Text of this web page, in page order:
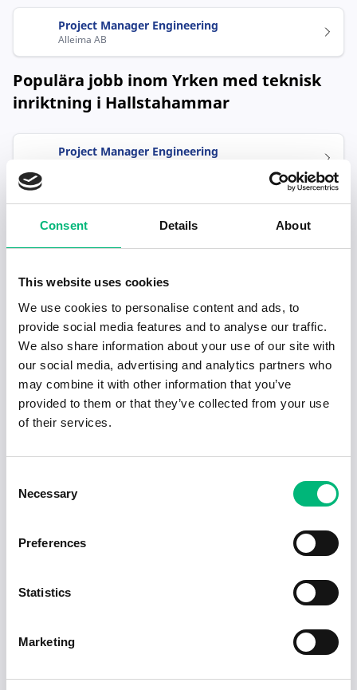
Consent Details About
This website uses cookies
We use cookies to personalise content and ads, to
provide social media features and to analyse our traffic.
We also share information about your use of our site with
our social media, advertising and analytics partners who
may combine it with other information that you’ve
provided to them or that they’ve collected from your use
of their services.
Selection
Necessary
Preferences
Statistics
Marketing
Project Manager Engineering
Alleima AB
Populära jobb inom Yrken med teknisk
inriktning i Hallstahammar
Project Manager Engineering
Senaste publiceringarna i Jobbnytt
Visa fler artiklar
Jobb för dig som är introvert
2025-02-20